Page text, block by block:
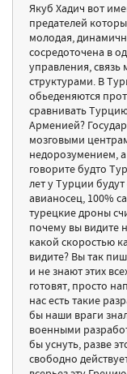
Якуб Хадич вот
предателей
молодая,
сосредоточена в
управления,
структурами. В
обьеденяются
сравнивать
Арменией?
мозговыми
недорозумением,
говорите будто
лет у Турции
авианосец, 100%
турецкие дроны
почему вы видите
какой скоростью
видите? Вы так
и не знают этих
готовят, просто
нас есть такие
бы наши враги
военными
бы уснуть, разве
свободно